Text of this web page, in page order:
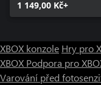
1 149,00 Kč+
XBOX konzole Hry pro
XBOX Podpora pro
Varování před